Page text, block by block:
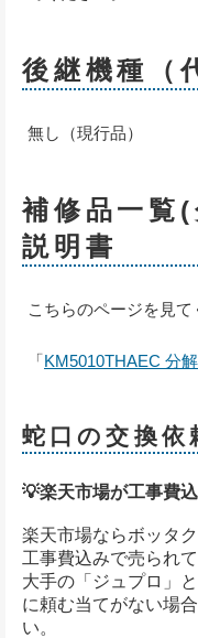
後継機種（
無し（現行品）
補修品一覧
説明書
こちらのページを見て
「KM5010THAEC 分
蛇口の交換依
💡楽天市場が工事費
楽天市場ならボッタ
工事費込みで売られ
大手の「ジュプロ」
に頼む当てがない場
い。